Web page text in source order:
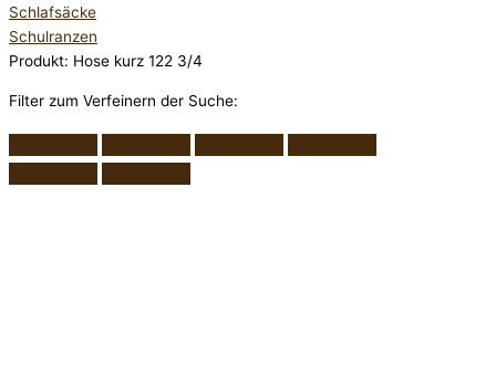
Schlafsäcke
Schulranzen
Produkt: Hose kurz 122 3/4
Filter zum Verfeinern der Suche: